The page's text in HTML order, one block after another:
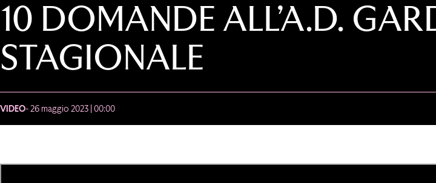
10 DOMANDE ALL’A.D.
STAGIONALE
VIDEO- 26 maggio 2023 | 00:00